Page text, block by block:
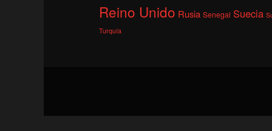
Reino Unido Rusia Senegal Suecia
Turquía